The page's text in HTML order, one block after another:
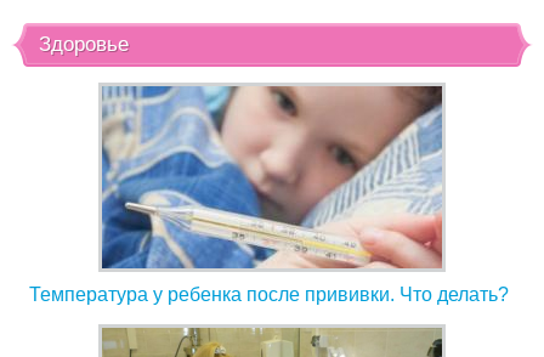
Здоровье
Температура у ребенка после прививки. Что делать?